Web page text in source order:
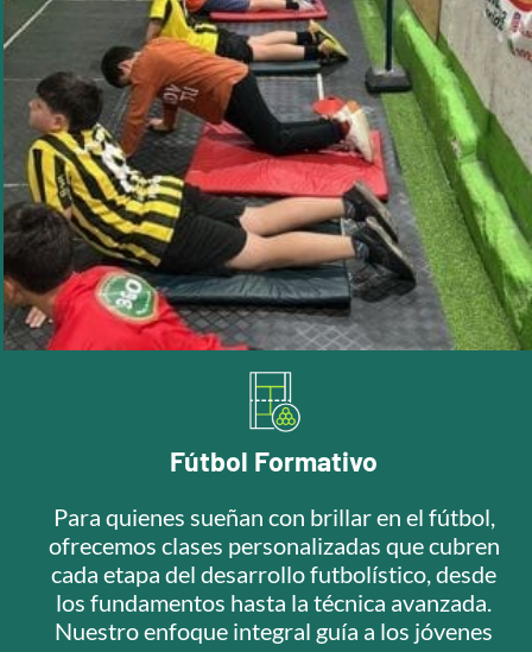
Fútbol Formativo
Para quienes sueñan con brillar en el fútbol,
ofrecemos clases personalizadas que cubren
cada etapa del desarrollo futbolístico, desde
los fundamentos hasta la técnica avanzada.
Nuestro enfoque integral guía a los jóvenes